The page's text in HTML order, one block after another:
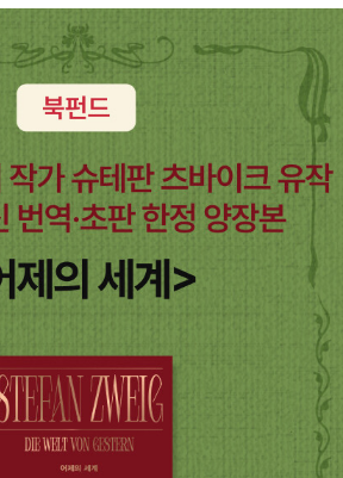
수 있다는 마음이 중요하다며 어르
을 그으면 안 된다고 이야기한다. “실
를 먹여”살리는 거고 우리를 깨우쳐
은 청년 과로사한 아들의 죽음이 비참
음 세대를 위한 징검돌이 되었으면 한
음상담소장 유금분은 한 사람만 편하
상이 되어야 한다고, 다른 사람이 조
기여할 수 있는 게 자신의 일이었다고
고 일은 인간을 만들기도 한다. 업으
그치지 않고 타인을, 세상을 힘껏 부
을 이 책에서 마주한다. ‘혼자만 묵
인정이 없는 사람) 노나 묵으면 부챗
로 “배우고 일하고 먹이는 일에 여한
시기사가 없잖아”…중국 간 조민,
‘깜짝’https://n.news.naver.com/mn
조국 “제 딸 국
없어…허위사실”https://n.news.na
005/0001855831?sid=100
, 엄중히 받아들여…민주당, 원수 싸
'https://n.news.naver.com/mnews/
李대통령, 지지율 폭
날 만해'https://n.news.naver.co
0004159844?sid=100+트럼프
란 협상 성패를 가를 결정적 변수 |
https://www.youtube.com/watch?
통령 '시급한 과제, 첫째도 둘째도
는 너무 맛없어. 솥에 끓여먹는 쪽이
로 되뇌었다. 그림(유튜브·쇼츠)에 사
보노라면 한나절쯤 휙 지나간다는 분
잡히면 멍하니 “남들 놀음놀이”를
그들대로 ‘그들멋’일 뿐인데, 우리
’을 감쪽같이 잊고 잃는다. 우리가 ‘우리
잃으면서 ‘그들멋’에 사로잡히기에, 그
자탱자 하느작거린다. 잘난책(베스트
우리 나름대로 읽눈(문해력·독해력·
지 않고서 스스로 갇히는구나 싶다.
그림(유튜브·쇼츠)은 그냥 그림이다.
글에 《책상은 책상이다》가 있다.
은 그림이고, 너는 너이고, 나는 나이